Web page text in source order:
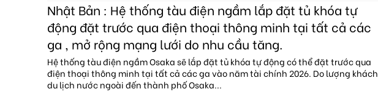
Nhật Bản : Hệ thống tàu điện ngầm lắp đặt tủ khóa tự
động đặt trước qua điện thoại thông minh tại tất cả các
ga , mở rộng mạng lưới do nhu cầu tăng.
Hệ thống tàu điện ngầm Osaka sẽ lắp đặt tủ khóa tự động có thể đặt trước qua
điện thoại thông minh tại tất cả các ga vào năm tài chính 2026. Do lượng khách
du lịch nước ngoài đến thành phố Osaka...